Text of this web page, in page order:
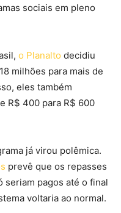
sociais em pleno
o Planalto decidiu
milhões para mais de
eles também
R$ 400 para R$ 600
já virou polêmica.
prevê que os repasses
seriam pagos até o final
voltaria ao normal.